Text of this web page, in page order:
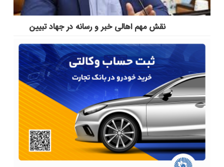
نقش مهم اهالی خبر و رسانه در جهاد تبیین